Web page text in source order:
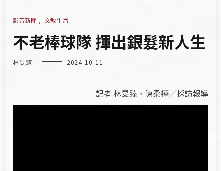
影音新聞 , 文教生活
不老棒球隊 揮出銀髮新人生
林旻臻 2024-10-11
記者 林旻臻、陳柔樺／採訪報導